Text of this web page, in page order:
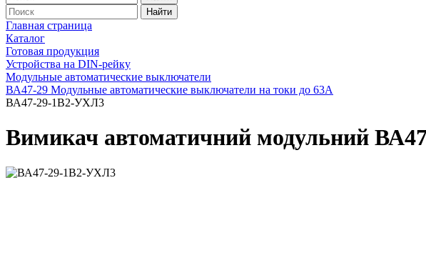
Найти
Главная страница
Каталог
Готовая продукция
Устройства на DIN-рейку
Модульные автоматические выключатели
ВА47-29 Модульные автоматические выключатели на токи до 63А
ВА47-29-1B2-УХЛ3
Вимикач автоматичний модульний